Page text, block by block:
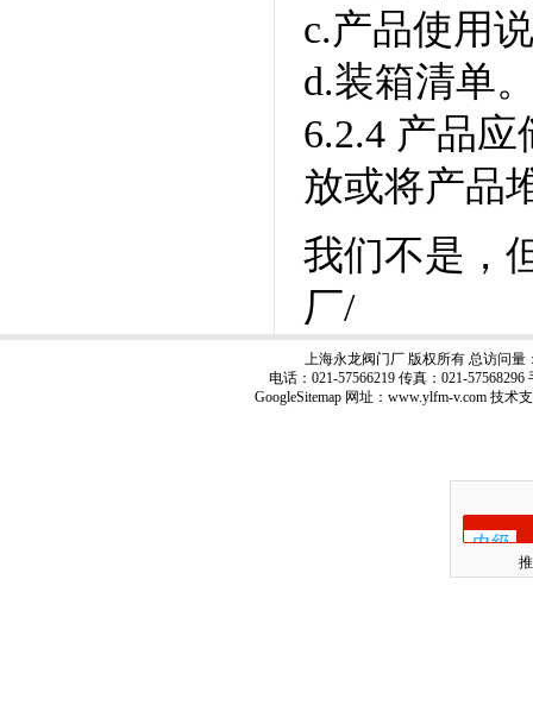
c.产品使用
d.装箱清单
6.2.4 产品
放或将产品
我们不是，
厂/
上海永龙阀门厂 版权所有 总访问量
电话：021-57566219 传真：021-
GoogleSitemap网址：www.ylfm-v.com 技术